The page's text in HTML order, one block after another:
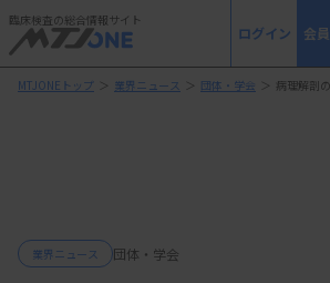
臨床検査の総合情報サイト
ログイン 会
MTJONEトップ ＞ 業界ニュース ＞ 団体・学会 ＞ 病理解剖
業界ニュース 団体・学会